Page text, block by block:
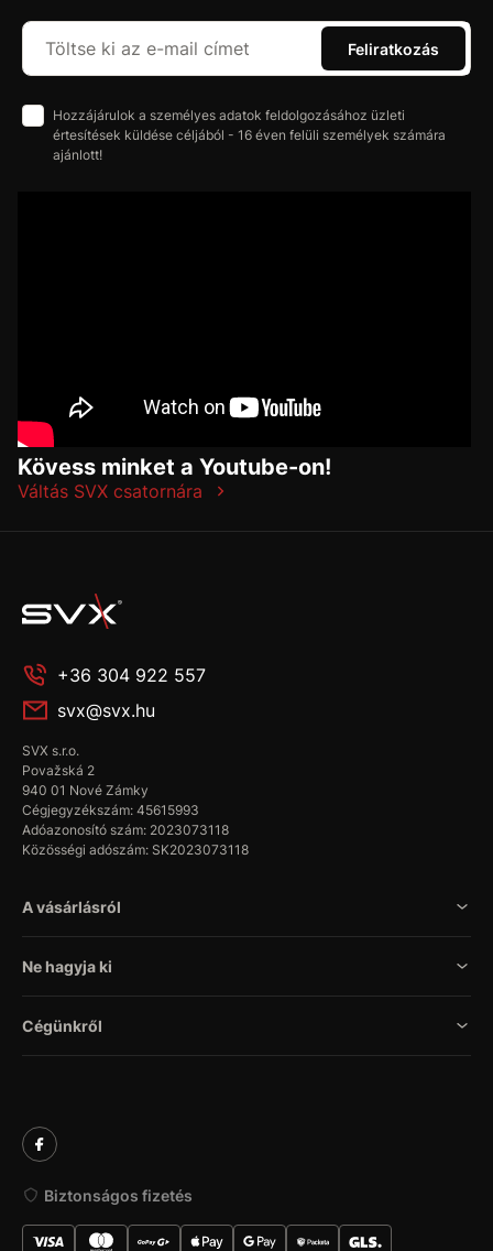
Feliratkozás
Hozzájárulok a személyes adatok feldolgozásához üzleti
értesítések küldése céljából - 16 éven felüli személyek számára
ajánlott!
Kövess minket a Youtube-on!
Váltás SVX csatornára
+36 304 922 557
svx@svx.hu
SVX s.r.o.
Považská 2
940 01 Nové Zámky
Cégjegyzékszám: 45615993
Adóazonosító szám: 2023073118
Közösségi adószám: SK2023073118
A vásárlásról
Ne hagyja ki
Cégünkről
Biztonságos fizetés